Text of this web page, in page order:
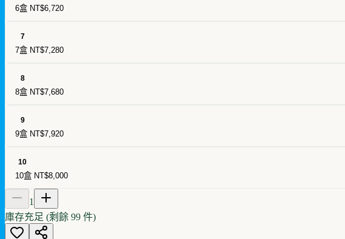
6盒 NT$6,720
7
7盒 NT$7,280
8
8盒 NT$7,680
9
9盒 NT$7,920
10
10盒 NT$8,000
1
庫存充足 (剩餘 99 件)